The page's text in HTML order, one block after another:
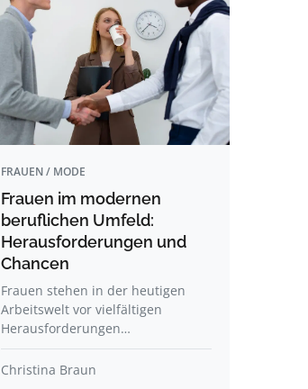
FRAUEN / MODE
Frauen im modernen
beruflichen Umfeld:
Herausforderungen und
Chancen
Frauen stehen in der heutigen
Arbeitswelt vor vielfältigen
Herausforderungen…
Christina Braun